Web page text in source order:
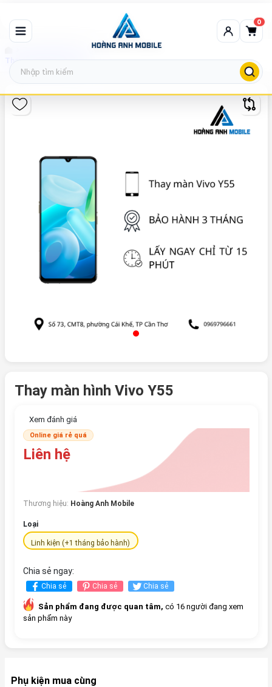
0
Thay màn hình Vivo Y55
Thay màn hình Vivo Y55
Xem đánh giá
Online giá rẻ quá
Liên hệ
Thương hiệu: Hoàng Anh Mobile
Loại
Linh kiện (+1 tháng bảo hành)
Chia sẻ ngay:
Chia sẻ Chia sẻ Chia sẻ
Sản phẩm đang được quan tâm, có 16 người đang xem
sản phẩm này
Phụ kiện mua cùng